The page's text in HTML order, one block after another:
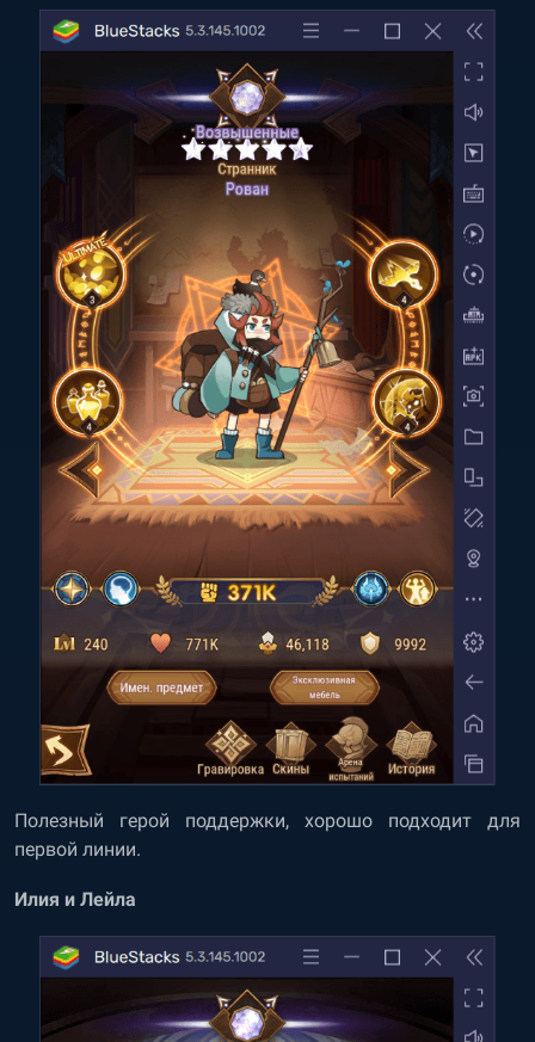
Полезный герой поддержки, хорошо подходит для
первой линии.
Илия и Лейла